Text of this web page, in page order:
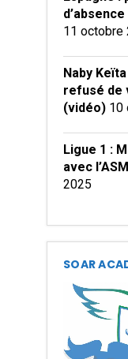
11 octobre
Naby
refusé de
(vidéo) 10
Ligue 1 :
avec
2025
SOAR